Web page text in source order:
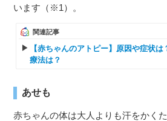
います（※1）。
関連記事
【赤ちゃんのアトピー】原因や症状
療法は？
あせも
赤ちゃんの体は大人よりも汗をかく